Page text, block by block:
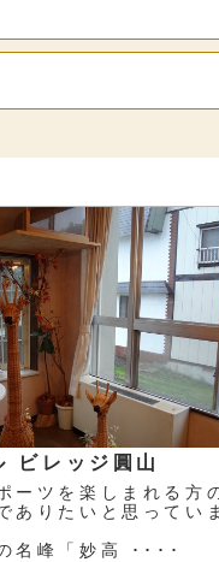
ビレッジ圓山
ーツを楽しまれる方
ありたいと思っていま
名峰「妙高 ････